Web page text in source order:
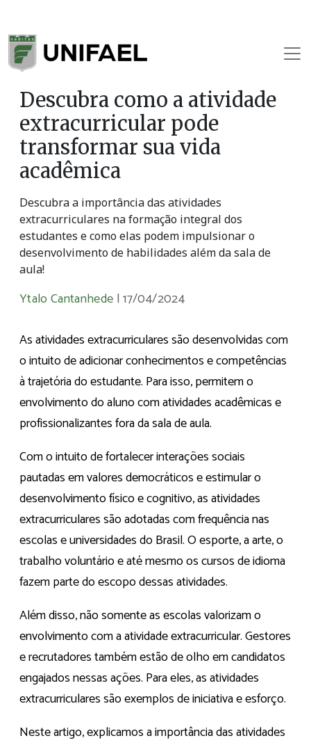
Descubra como a atividade
extracurricular pode
transformar sua vida
acadêmica
Descubra a importância das atividades
extracurriculares na formação integral dos
estudantes e como elas podem impulsionar o
desenvolvimento de habilidades além da sala de
aula!
Ytalo Cantanhede |17/04/2024
As atividades extracurriculares são desenvolvidas com
o intuito de adicionar conhecimentos e competências
à trajetória do estudante. Para isso, permitem o
envolvimento do aluno com atividades acadêmicas e
profissionalizantes fora da sala de aula.
Com o intuito de fortalecer interações sociais
pautadas em valores democráticos e estimular o
desenvolvimento físico e cognitivo, as atividades
extracurriculares são adotadas com frequência nas
escolas e universidades do Brasil. O esporte, a arte, o
trabalho voluntário e até mesmo os cursos de idioma
fazem parte do escopo dessas atividades.
Além disso, não somente as escolas valorizam o
envolvimento com a atividade extracurricular. Gestores
e recrutadores também estão de olho em candidatos
engajados nessas ações. Para eles, as atividades
extracurriculares são exemplos de iniciativa e esforço.
Neste artigo, explicamos a importância das atividades